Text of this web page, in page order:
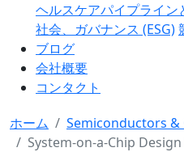
ヘルスケアパイプライン
社会、ガバナンス (ESG)
ブログ
会社概要
コンタクト
ホーム
Semiconductors &
System-on-a-Chip